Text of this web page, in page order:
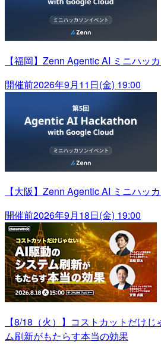
【福岡】Zenn Agentic AI ミニハッ
開催前2026年9月11日(金) 19:00
【大阪】Zenn Agentic AI ミニハッ
開催前2026年9月18日(金) 19:00
【8/18（火）】コストカットだけ
ム刷新がもたらす本当の効果